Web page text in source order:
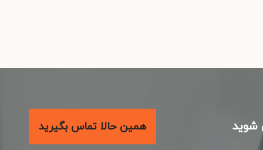
همین حالا تماس بگیرید